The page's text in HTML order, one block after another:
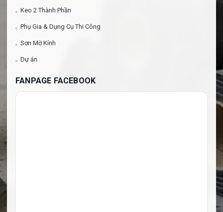
Keo 2 Thành Phần
Phụ Gia & Dụng Cụ Thi Công
Sơn Mờ Kính
Dự án
FANPAGE FACEBOOK